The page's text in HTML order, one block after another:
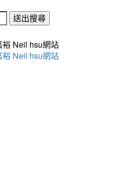
送出搜尋
Neil hsu網站
Neil hsu網站